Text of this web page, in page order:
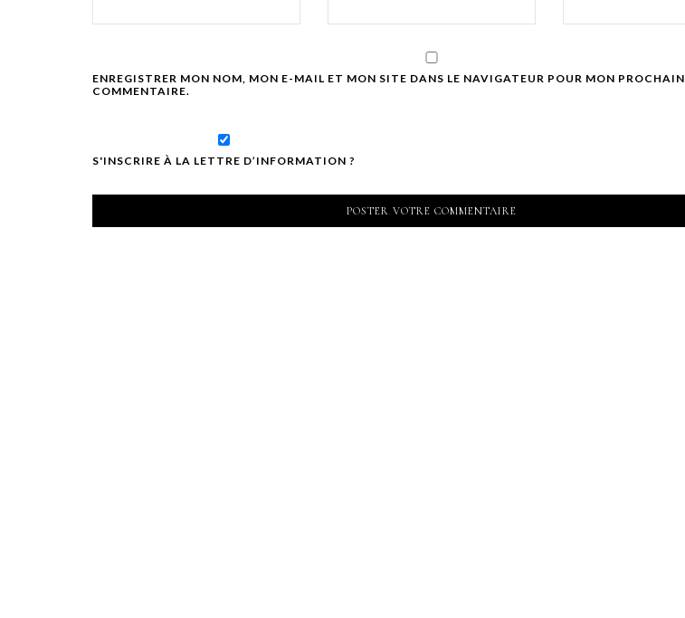
ENREGISTRER MON NOM, MON E-MAIL ET MON SITE DANS LE NAVIGATEUR POUR MON PROCHAIN
COMMENTAIRE.
S'INSCRIRE À LA LETTRE D’INFORMATION ?